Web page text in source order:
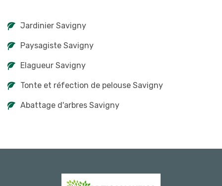
Jardinier Savigny
Paysagiste Savigny
Elagueur Savigny
Tonte et réfection de pelouse Savigny
Abattage d'arbres Savigny